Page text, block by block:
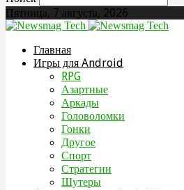
Пятница, 7 августа, 2026
Главная
Игры для Android
RPG
Азартные
Аркады
Головоломки
Гонки
Другое
Спорт
Стратегии
Шутеры